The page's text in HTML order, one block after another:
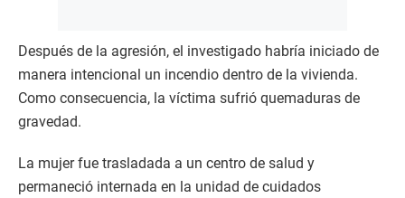
Después de la agresión, el investigado habría iniciado de
manera intencional un incendio dentro de la vivienda.
Como consecuencia, la víctima sufrió quemaduras de
gravedad.
La mujer fue trasladada a un centro de salud y
permaneció internada en la unidad de cuidados